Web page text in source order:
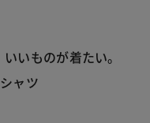
いものが着たい。
ャツ
ール